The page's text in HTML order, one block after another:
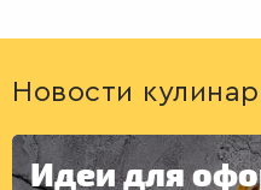
Новости
Идеи для